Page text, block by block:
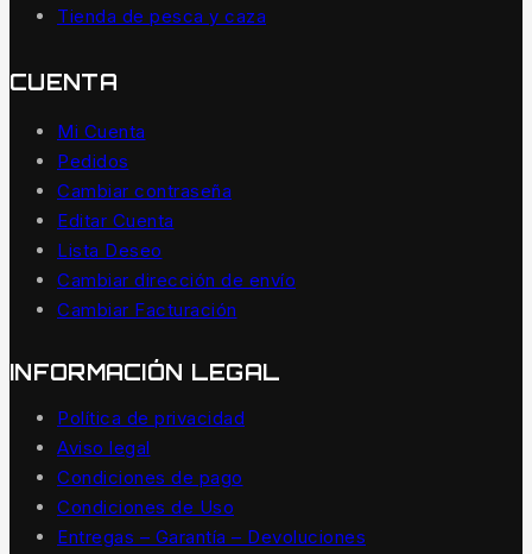
Tienda de pesca y caza
CUENTA
Mi Cuenta
Pedidos
Cambiar contraseña
Editar Cuenta
Lista Deseo
Cambiar dirección de envío
Cambiar Facturación
INFORMACIÓN LEGAL
Política de privacidad
Aviso legal
Condiciones de pago
Condiciones de Uso
Entregas – Garantía – Devoluciones